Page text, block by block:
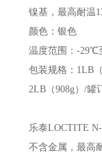
镍基，最高耐温
颜色：银色
温度范围：-29℃
包装规格：1LB（
2LB（908g）/罐
乐泰LOCTITE N-
不含金属，最高耐